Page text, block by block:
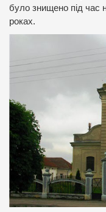
було знищено під час
роках.